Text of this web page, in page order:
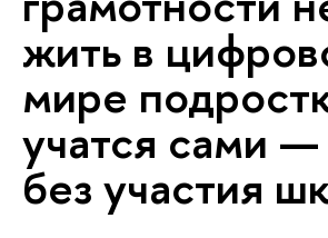
жить в
мире
учатся сами —
без участия